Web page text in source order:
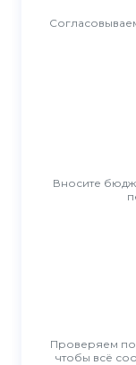
Вносите
Проверяем
чтобы всё